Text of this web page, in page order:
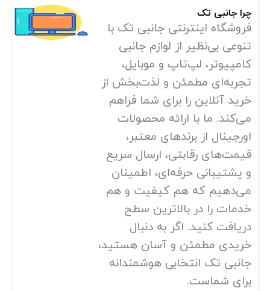
چرا جانبی تک
فروشگاه اینترنتی جانبی تک با
تنوعی بی‌نظیر از لوازم جانبی
کامپیوتر، لپ‌تاپ و موبایل،
تجربه‌ای مطمئن و لذت‌بخش از
خرید آنلاین را برای شما فراهم
می‌کند. ما با ارائه محصولات
اورجینال از برندهای معتبر،
قیمت‌های رقابتی، ارسال سریع
و پشتیبانی حرفه‌ای، اطمینان
می‌دهیم که هم کیفیت و هم
خدمات را در بالاترین سطح
دریافت کنید. اگر به دنبال
خریدی مطمئن و آسان هستید،
جانبی تک انتخابی هوشمندانه
برای شماست.